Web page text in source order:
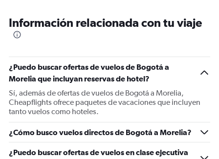
Información relacionada con tu viaje
¿Puedo buscar ofertas de vuelos de Bogotá a
Morelia que incluyan reservas de hotel?
Sí, además de ofertas de vuelos de Bogotá a Morelia,
Cheapflights ofrece paquetes de vacaciones que incluyen
tanto vuelos como hoteles.
¿Cómo busco vuelos directos de Bogotá a Morelia?
¿Puedo buscar ofertas de vuelos en clase ejecutiva